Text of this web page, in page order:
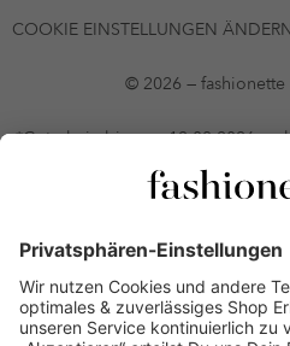
COOKIE EINSTELLUNGEN
© 2026 — fashionette
*Gutschein bis zum 12.08.2026
fashionette.at/selected-styles
§9 festgelegten
vorausgesetzt, alle Preise inkl.
Ratenkäufen kann die letzte
Anzahl der Raten und die
Zahlungsmethoden kann